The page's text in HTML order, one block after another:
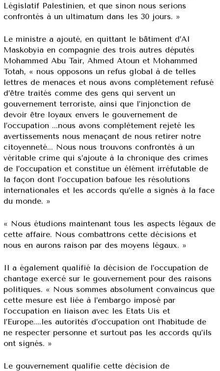
Législatif Palestinien, et que sinon nous serions
confrontés à un ultimatum dans les 30 jours. »
Le ministre a ajouté, en quittant le bâtiment d’Al
Maskobyia en compagnie des trois autres députés
Mohammed Abu Tair, Ahmed Atoun et Mohammed
Totah, « nous opposons un refus global à de telles
lettres de menaces et nous avons complètement refusé
d’être traités comme des gens qui servent un
gouvernement terroriste, ainsi que l’injonction de
devoir être loyaux envers le gouvernement de
l’occupation ...nous avons complètement rejeté les
avertissements nous menaçant de nous retirer notre
citoyenneté... Nous nous trouvons confrontés à un
véritable crime qui s’ajoute à la chronique des crimes
de l’occupation et constitue un élément irréfutable de
la façon dont l’occupation bafoue les résolutions
internationales et les accords qu’elle a signés à la face
du monde. »
« Nous étudions maintenant tous les aspects légaux de
cette affaire. Nous combattrons cette décisions et
nous en aurons raison par des moyens légaux. »
Il a également qualifié la décision de l’occupation de
chantage exercé sur le gouvernement pour des raisons
politiques. « Nous sommes absolument convaincus que
cette mesure est liée à l’embargo imposé par
l’occupation en liaison avec les Etats Uis et
l’Europe....les autorités d’occupation ont l’habitude de
ne respecter personne et surtout pas les accords qu’ils
ont signés. »
Le gouvernement qualifie cette décision de